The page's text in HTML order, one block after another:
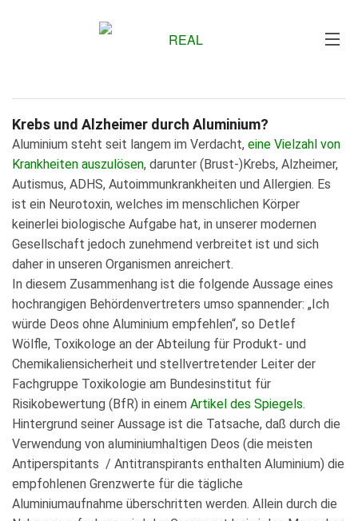
Krebs und Alzheimer durch Aluminium?
Aluminium steht seit langem im Verdacht, eine Vielzahl von
Krankheiten auszulösen, darunter (Brust-)Krebs, Alzheimer,
Autismus, ADHS, Autoimmunkrankheiten und Allergien. Es
ist ein Neurotoxin, welches im menschlichen Körper
keinerlei biologische Aufgabe hat, in unserer modernen
Gesellschaft jedoch zunehmend verbreitet ist und sich
daher in unseren Organismen anreichert.
In diesem Zusammenhang ist die folgende Aussage eines
hochrangigen Behördenvertreters umso spannender: „Ich
würde Deos ohne Aluminium empfehlen“, so Detlef
Wölfle, Toxikologe an der Abteilung für Produkt- und
Chemikaliensicherheit und stellvertretender Leiter der
Fachgruppe Toxikologie am Bundesinstitut für
Risikobewertung (BfR) in einem Artikel des Spiegels.
Hintergrund seiner Aussage ist die Tatsache, daß durch die
Verwendung von aluminiumhaltigen Deos (die meisten
Antiperspitants / Antitranspirants enthalten Aluminium) die
empfohlenen Grenzwerte für die tägliche
Aluminiumaufnahme überschritten werden. Allein durch die